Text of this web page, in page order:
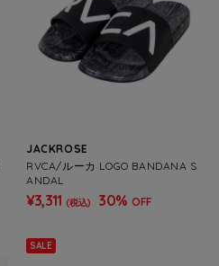
JACKROSE
RVCA/ルーカ LOGO BANDANA S
ANDAL
¥3,311 (税込) 30% OFF
SALE